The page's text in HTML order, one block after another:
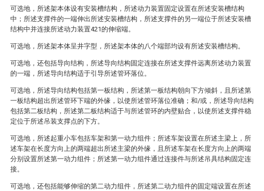
可选地，所述架本体设有安装槽结构，所述动力装置固定设置在所述安装槽结构
中；所述支撑件的一端伸出所述安装槽结构，所述支撑件的另一端位于所述安装槽
结构中并连接所述动力装置421的伸缩端。
可选地，所述架本体呈井字型，所述架本体的八个端部均设有所述安装槽结构。
可选地，还包括导向结构，所述导向结构固定连接在所述支撑件远离所述动力装置
的一端，所述导向结构适于引导所述管环落位。
可选地，所述导向结构包括第一板结构，所述第一板结构朝向下方倾斜，且所述第
一板结构超出所述管环下端的外缘，以使所述管环落位准确；和/或，所述导向结构
包括第二板结构，所述第二板结构适于与所述管环的内壁贴合，以使所述支撑件稳
定位于所述吊装支撑点的下方。
可选地，所述起重小车包括车架和第一动力组件；所述车架设置在所述主梁上，所
述车架在长度方向上的两端超出所述主梁的外缘，且所述车架在长度方向上的两端
分别设置所述第一动力组件；所述第一动力组件通过连接件与所述吊具结构固定连
接。
可选地，还包括能够伸缩的第二动力组件，所述第二动力组件的固定端设置在所述